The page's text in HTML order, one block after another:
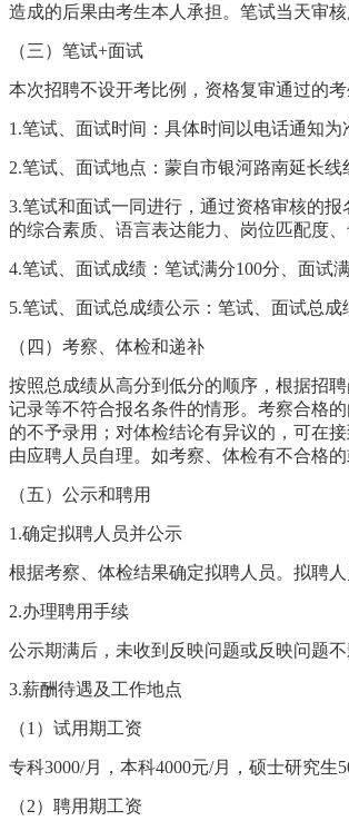
造成的后果由考生本人承担。 笔试当天审
（三） 笔试+面试
本次招聘不设开考比例，资格复审通过的
1.笔试、 面试时间：具体时间 以电话通知为
2.笔试、 面试地点：蒙自市银河路南延长线
3.笔试和面试一同进行，通过资格审核的
的综合素质、语言表达能力、岗位匹配度
4.笔试、 面试成绩： 笔试满分100分 面试
5.笔试、 面试总 成绩公示：笔试、面试总
（四） 考察、体检和递补
按照总成绩从高分到低分的顺序，根据招
记录等不符合报名条件的情形。考察合格的
的不予录用 ；对体检结论有异议的，可在
由应聘人员自理。如考察、体检有不合格
（五）公示和聘用
1.确定拟聘人员并公示
根据考察 、体检结果确定拟聘人员。拟聘
2.办理聘用手续
公示期满后， 未收到 反映问题或反映问题
3.薪酬待遇及工作地点
（1 ）试用期工资
专科3000/月，本科4000元/月，硕士研究生
（2）聘用期工资